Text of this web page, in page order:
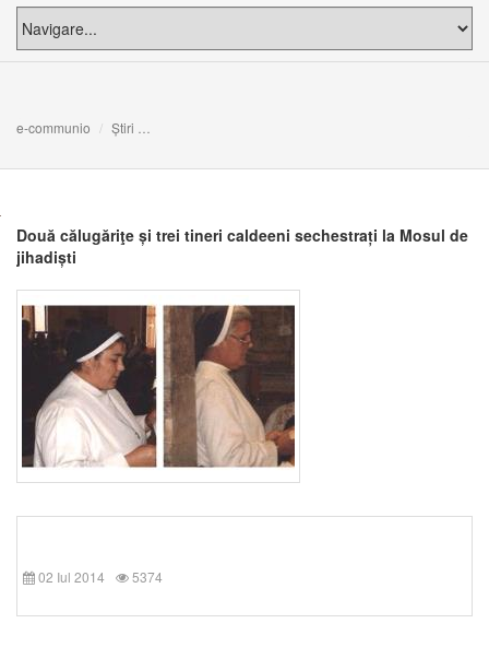
e-communio Știri
Două călugăriţe și trei tineri caldeeni sechestrați la Mosul de
jihadiști
02 Iul 2014 5374